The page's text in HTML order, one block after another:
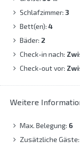
Schlafzimmer: 3
Bett(en): 4
Bäder: 2
Check-in nach:
Check-out vor:
Weitere
Max. Belegung: 6
Zusätzliche Gäste: